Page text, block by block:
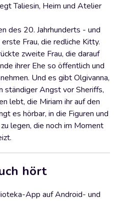
Taliesin, Heim und Atelier
des 20. Jahrhunderts - und
Frau, die redliche Kitty.
zweite Frau, die darauf
ihrer Ehe so öffentlich und
Und es gibt Olgivanna,
ständiger Angst vor Sheriffs,
lebt, die Miriam ihr auf den
es hörbar, in die Figuren und
legen, die noch im Moment
hört
App auf Android- und